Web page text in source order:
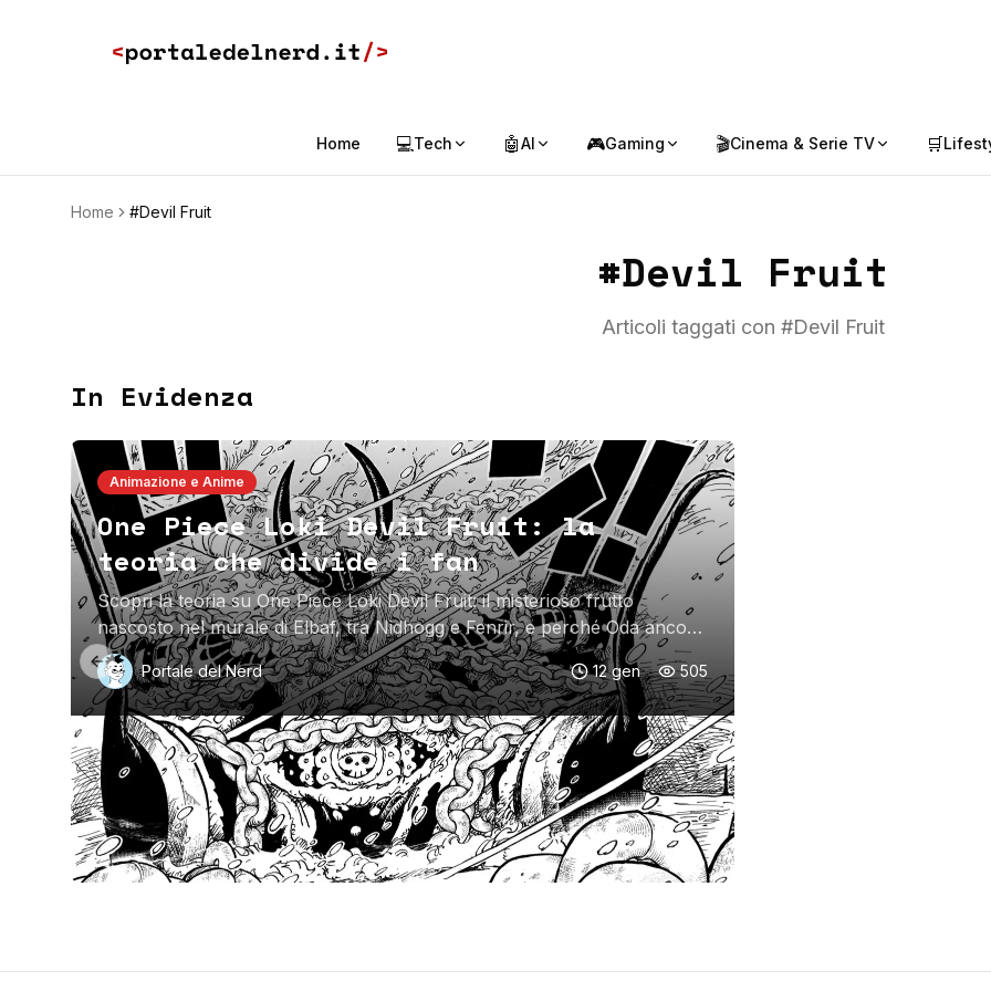
Home 💻Tech 🤖AI 🎮Gaming 🎬Cinema & Serie TV 🛒
Home #Devil Fruit
#Devil Fruit
Articoli taggati con #Devil Fruit
In Evidenza
Animazione e Anime
One Piece Loki Devil Fruit: la
teoria che divide i fan
Scopri la teoria su One Piece Loki Devil Fruit: il misterioso frutto
nascosto nel murale di Elbaf, tra Nidhogg e Fenrir, e perché Oda ancora
non lo svela.
Portale del Nerd 12 gen 505
Previous slide